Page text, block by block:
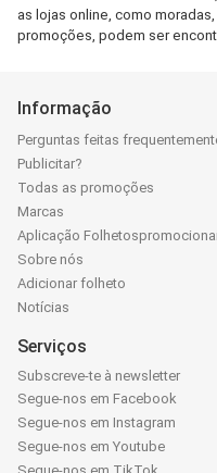
as lojas online, como
promoções, podem ser
Informação
Perguntas feitas
Publicitar?
Todas as promoções
Marcas
Aplicação
Sobre nós
Adicionar folheto
Notícias
Serviços
Subscreve-te à newsletter
Segue-nos em Facebook
Segue-nos em Instagram
Segue-nos em Youtube